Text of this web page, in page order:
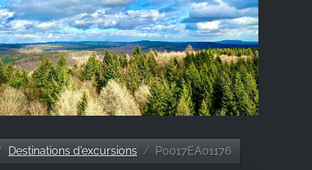
Destinations d'excursions P0017EA01176